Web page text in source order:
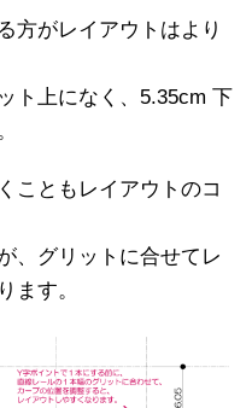
方がレイアウトはより
ト上になく、5.35cm 下
こともレイアウトのコ
、グリットに合せてレ
ます。